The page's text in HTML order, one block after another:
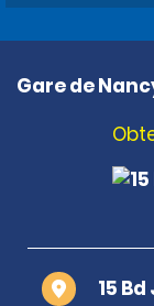
Gare de
15